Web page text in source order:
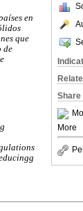
Share
More
en
que
de